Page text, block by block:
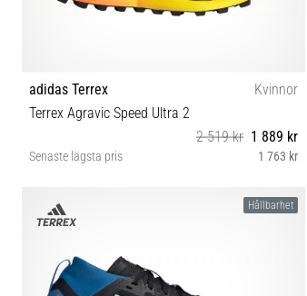
adidas Terrex
Kvinnor
Terrex Agravic Speed Ultra 2
2 519 kr 1 889 kr
Senaste lägsta pris 1 763 kr
Hållbarhet